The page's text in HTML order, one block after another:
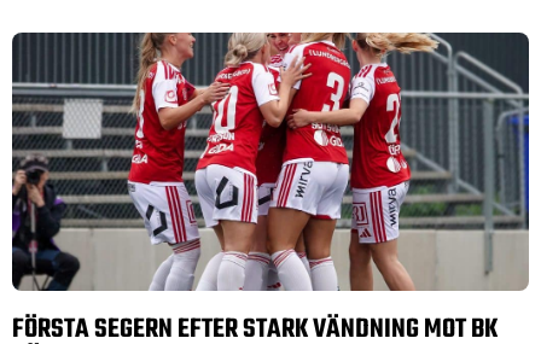
FÖRSTA SEGERN EFTER STARK VÄNDNING MOT BK